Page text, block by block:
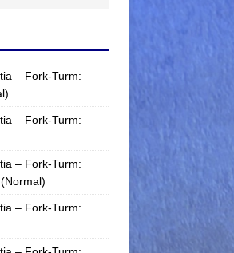
– Fork-Turm:
– Fork-Turm:
– Fork-Turm:
– Fork-Turm: